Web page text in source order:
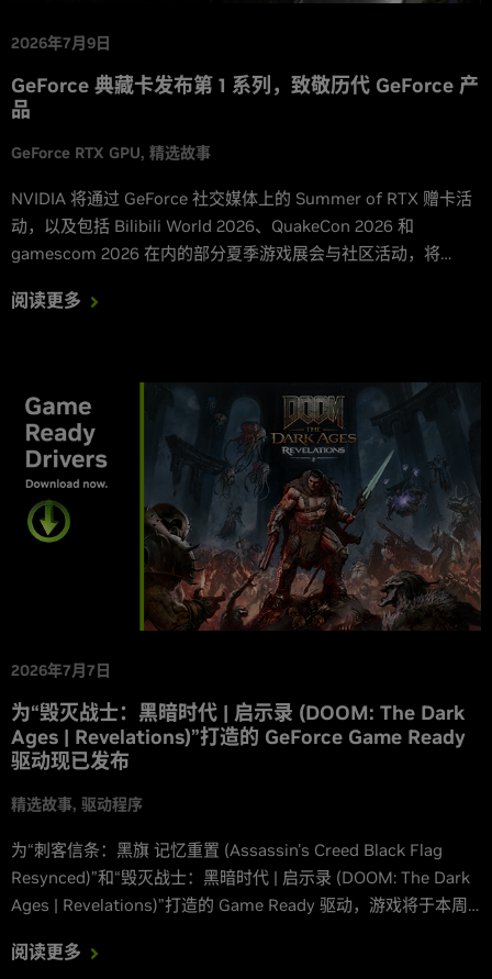
2026年7月9日
GeForce 典藏卡发布第 1 系列，致敬历代 GeForce 产
品
GeForce RTX GPU 精选故事
NVIDIA 将通过 GeForce 社交媒体上的 Summer of RTX 赠卡活
动，以及包括 Bilibili World 2026、QuakeCon 2026 和
gamescom 2026 在内的部分夏季游戏展会与社区活动，将
阅读更多
2026年7月7日
为“毁灭战士：黑暗时代 | 启示录 (DOOM: The Dark
Ages | Revelations)”打造的 GeForce Game Ready
驱动现已发布
精选故事 驱动程序
为“刺客信条：黑旗 记忆重置 (Assassin's Creed Black Flag
Resynced)”和“毁灭战士：黑暗时代 | 启示录 (DOOM: The Dark
Ages | Revelations)”打造的 Game Ready 驱动，游戏将于本周
阅读更多